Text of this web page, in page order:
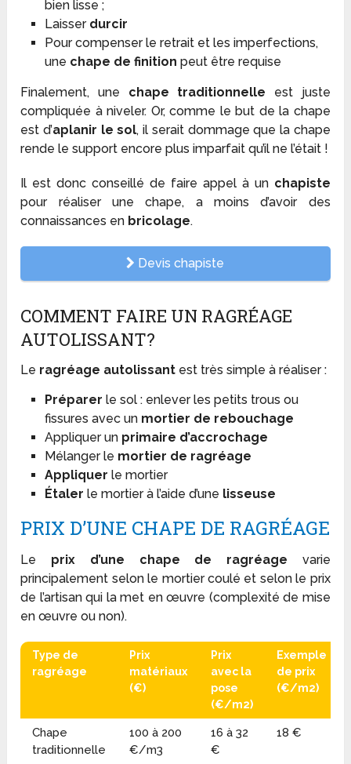
bien lisse ;
Laisser durcir
Pour compenser le retrait et les imperfections,
une chape de finition peut être requise
Finalement, une chape traditionnelle est juste
compliquée à niveler. Or, comme le but de la chape
est d’aplanir le sol, il serait dommage que la chape
rende le support encore plus imparfait qu’il ne l’était !
Il est donc conseillé de faire appel à un chapiste
pour réaliser une chape, a moins d’avoir des
connaissances en bricolage.
Devis chapiste
COMMENT FAIRE UN RAGRÉAGE
AUTOLISSANT?
Le ragréage autolissant est très simple à réaliser :
Préparer le sol : enlever les petits trous ou
fissures avec un mortier de rebouchage
Appliquer un primaire d’accrochage
Mélanger le mortier de ragréage
Appliquer le mortier
Étaler le mortier à l’aide d’une lisseuse
PRIX D’UNE CHAPE DE RAGRÉAGE
Le prix d’une chape de ragréage varie
principalement selon le mortier coulé et selon le prix
de l’artisan qui la met en œuvre (complexité de mise
en œuvre ou non).
Type de
ragréage
Prix
matériaux
(€)
Prix
avec la
pose
(€/m2)
Exemple
de prix
(€/m2)
Chape
traditionnelle
100 à 200
€/m3
16 à 32
€
18 €